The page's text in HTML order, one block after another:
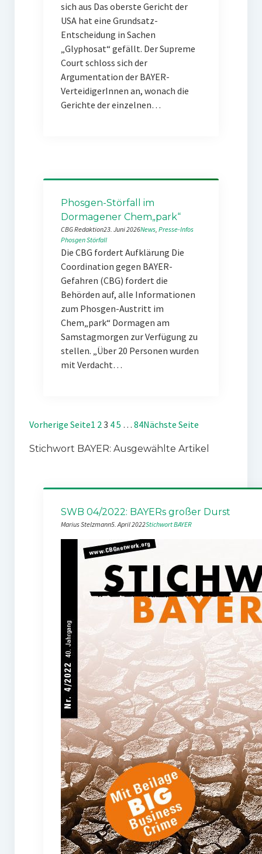
sich aus Das oberste Gericht der
USA hat eine Grundsatz-
Entscheidung in Sachen
„Glyphosat“ gefällt. Der Supreme
Court schloss sich der
Argumentation der BAYER-
VerteidigerInnen an, wonach die
Gerichte der einzelnen…
Phosgen-Störfall im
Dormagener Chem„park“
CBG Redaktion23. Juni 2026News, Presse-Infos
PhosgenStörfall
Die CBG fordert Aufklärung Die
Coordination gegen BAYER-
Gefahren (CBG) fordert die
Behörden auf, alle Informationen
zum Phosgen-Austritt im
Chem„park“ Dormagen am
Samstagmorgen zur Verfügung zu
stellen. „Über 20 Personen wurden
mit Verdacht…
Vorherige Seite1 23 45 … 84Nächste Seite
Stichwort BAYER: Ausgewählte Artikel
SWB 04/2022: BAYERs großer Durst
Marius Stelzmann5. April 2022Stichwort BAYER